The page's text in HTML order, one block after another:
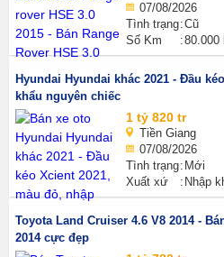
07/08/2026
Tình trạng Cũ
Số Km
80.000
Hyundai Hyundai khác 2021 - Đầu
khẩu nguyên chiếc
1 tỷ 820 tr
Tiền Giang
07/08/2026
Tình trạng Mới
Xuất xứ
Nhập
Toyota Land Cruiser 4.6 V8 2014 -
2014 cực đẹp